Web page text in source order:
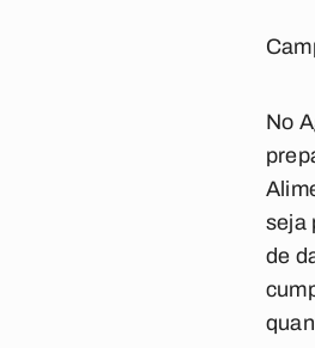
No
seja
de